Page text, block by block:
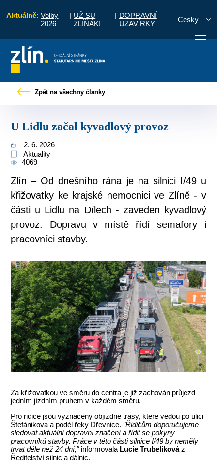
Aktuálně: Volby
2026
| UŽ SU
ZLÍŇÁK!
| DOPRAVNÍ
UZAVÍRKY
Česky
vyřídit Potřebuji zaplatit
Zpět na všechny články
U Lidlu začal kyvadlový provoz
2. 6. 2026
Aktuality
4069
Zlín – Od dnešního rána je na silnici I/49 u
křižovatky ke krajské nemocnici ve Zlíně - v
části u Lidlu na Dílech - zaveden kyvadlový
provoz. Dopravu v místě řídí semafory i
pracovníci stavby.
Za křižovatkou ve směru do centra je již zachován průjezd
jedním jízdním pruhem v každém směru.
Pro řidiče jsou vyznačeny objízdné trasy, které vedou po ulici
Štefánikova a podél řeky Dřevnice. "Řidičům doporučujeme
sledovat aktuální dopravní značení a řídit se pokyny
pracovníků stavby. Práce v této části silnice I/49 by neměly
trvat déle než 24 dní,"informovala Lucie Trubelíkováz
Ředitelství silnic a dálnic.